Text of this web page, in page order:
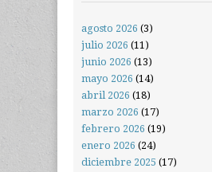
agosto 2026 (3)
julio 2026 (11)
junio 2026 (13)
mayo 2026 (14)
abril 2026 (18)
marzo 2026 (17)
febrero 2026 (19)
enero 2026 (24)
diciembre 2025 (17)